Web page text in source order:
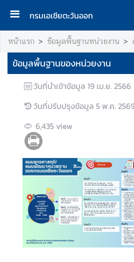
กรมเอเชียตะวันออก
ห
น้
แ
ร
ก
อ
มู
ล
พื้
น
า
น
ห
ว
หน้าแรก ข้อมูลพื้นฐานหน่วยงาน
ข้อมูลพื้นฐานของหน่วยงาน
วันที่นำเข้าข้อมูล 19 เม.ย. 2566
วันที่ปรับปรุงข้อมูล 5 พ.ค.
6,435 view